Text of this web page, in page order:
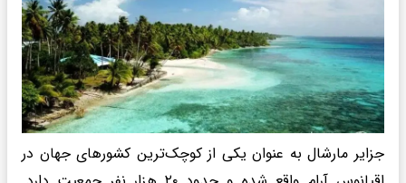
جزایر مارشال به عنوان یکی از کوچک‌ترین کشورهای جهان در